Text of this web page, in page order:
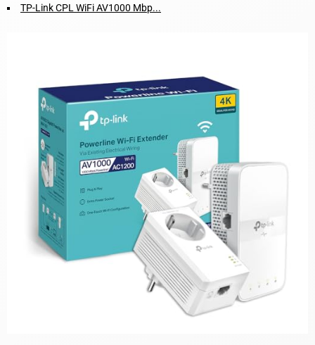
TP-Link CPL WiFi AV1000 Mbp...